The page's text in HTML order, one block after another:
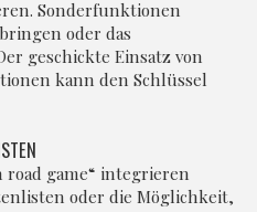
Sonderfunktionen
oder das
geschickte Einsatz von
kann den Schlüssel
road game“ integrieren
oder die Möglichkeit,